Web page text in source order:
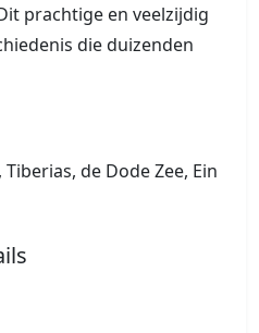
prachtige en veelzijdig
die duizenden
de Dode Zee, Ein